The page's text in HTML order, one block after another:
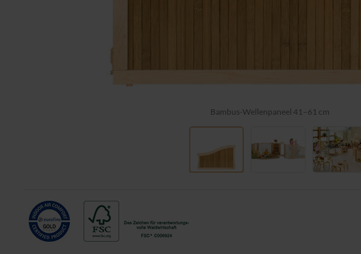
Bambus-Wellenpaneel 41–61 cm